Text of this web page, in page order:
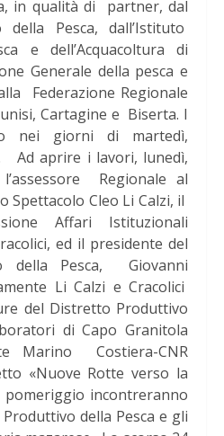
in qualità di partner, dal
Pesca, dall’Istituto
e dell’Acquacoltura di
Generale della pesca e
Federazione Regionale
Cartagine e Biserta. I
nei giorni di martedì,
Ad aprire i lavori, lunedì,
Regionale al
Spettacolo Cleo Li Calzi, il
Affari Istituzionali
ed il presidente del
della Pesca, Giovanni
Li Calzi e Cracolici
del Distretto Produttivo
di Capo Granitola
Marino Costiera-CNR
«Nuove Rotte verso la
incontreranno
della Pesca e gli